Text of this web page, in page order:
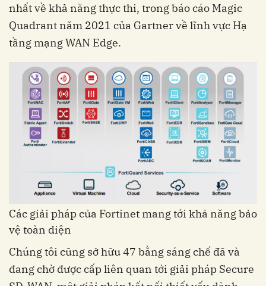
nhất về khả năng thực thi, trong báo cáo Magic
Quadrant năm 2021 của Gartner về lĩnh vực Hạ
tầng mạng WAN Edge.
Các giải pháp của Fortinet mang tới khả năng bảo
vệ toàn diện
Chúng tôi cũng sở hữu 47 bằng sáng chế đã và
đang chờ được cấp liên quan tới giải pháp Secure